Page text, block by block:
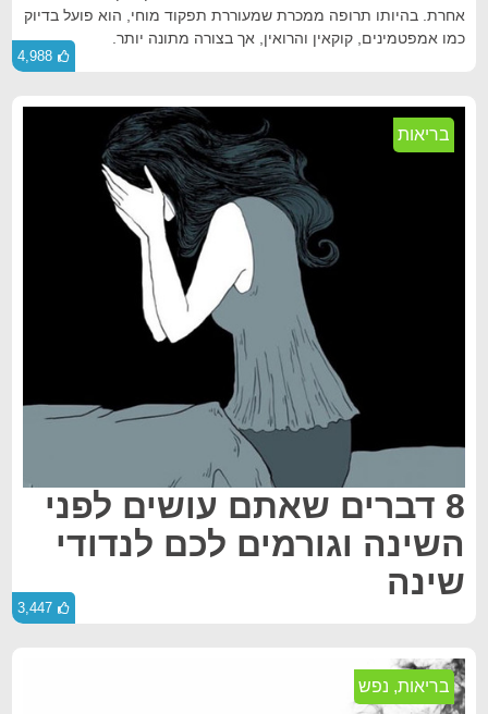
אחרת. בהיותו תרופה ממכרת שמעוררת תפקוד מוחי, הוא פועל בדיוק
כמו אמפטמינים, קוקאין והרואין, אך בצורה מתונה יותר.
4,988
בריאות
8 דברים שאתם עושים לפני
השינה וגורמים לכם לנדודי
שינה
3,447
בריאות, נפש